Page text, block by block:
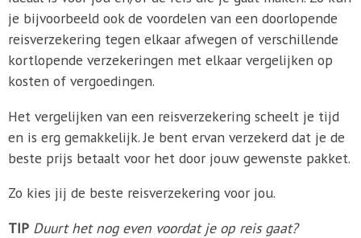
je bijvoorbeeld ook de voordelen van een doorlopende
reisverzekering tegen elkaar afwegen of verschillende
kortlopende verzekeringen met elkaar vergelijken op
kosten of vergoedingen.
Het vergelijken van een reisverzekering scheelt je tijd
en is erg gemakkelijk. Je bent ervan verzekerd dat je de
beste prijs betaalt voor het door jouw gewenste pakket.
Zo kies jij de beste reisverzekering voor jou.
TIP Duurt het nog even voordat je op reis gaat?